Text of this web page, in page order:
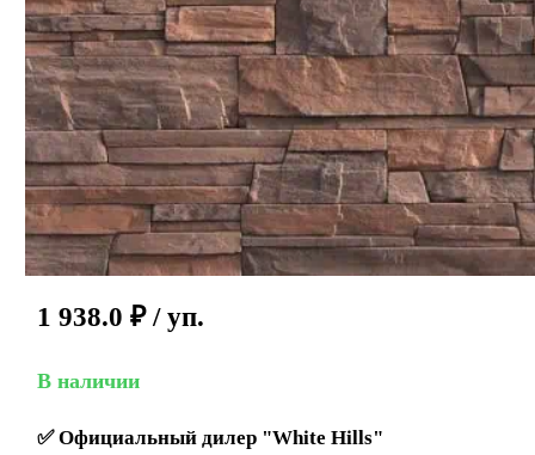
1 938.0 ₽ / уп.
В наличии
✅Официальный дилер "White Hills"